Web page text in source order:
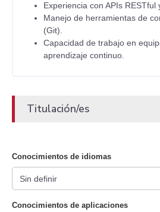
Experiencia con APIs RESTful
Manejo de herramientas de
(Git).
Capacidad de trabajo en
aprendizaje continuo.
Titulación/es
Conocimientos de idiomas
Conocimientos de aplicaciones